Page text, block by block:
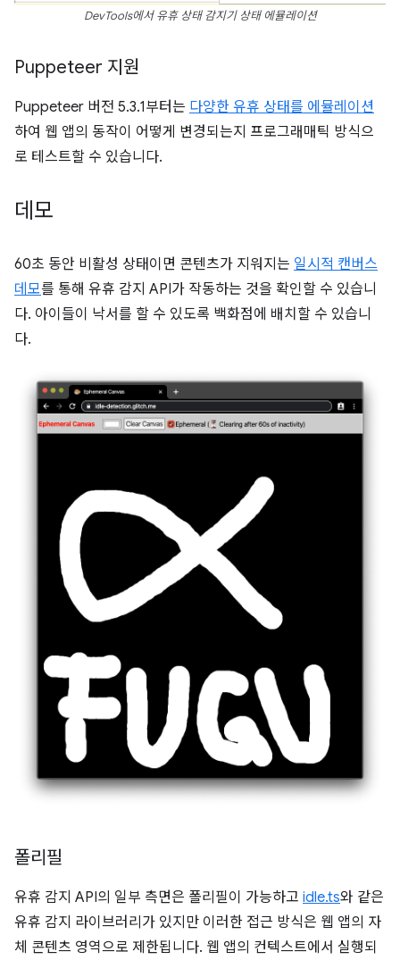
DevTools에서 유휴 상태 감지기 상태 에뮬레이션
Puppeteer 지원
Puppeteer 버전 5.3.1부터는 다양한 유휴 상태를 에뮬레이션
하여 웹 앱의 동작이 어떻게 변경되는지 프로그래매틱 방식으
로 테스트할 수 있습니다.
데모
60초 동안 비활성 상태이면 콘텐츠가 지워지는 일시적 캔버스
데모를 통해 유휴 감지 API가 작동하는 것을 확인할 수 있습니
다. 아이들이 낙서를 할 수 있도록 백화점에 배치할 수 있습니
다.
폴리필
유휴 감지 API의 일부 측면은 폴리필이 가능하고 idle.ts와 같은
유휴 감지 라이브러리가 있지만 이러한 접근 방식은 웹 앱의 자
체 콘텐츠 영역으로 제한됩니다. 웹 앱의 컨텍스트에서 실행되